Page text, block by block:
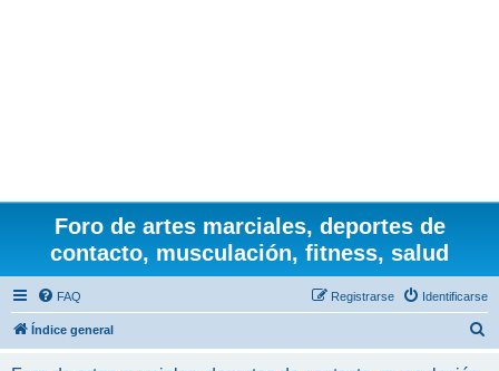
Foro de artes marciales, deportes de
contacto, musculación, fitness, salud
FAQ Identificarse
Registrarse
Índice general